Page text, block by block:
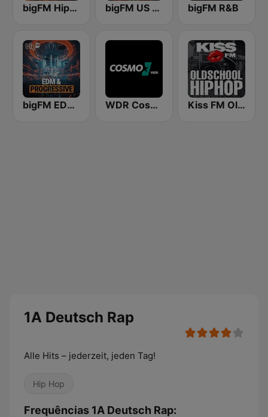
bigFM Hip-Hop Radio bigFM US Rap & Hip-Hop bigFM R&B
bigFM EDM & Progressive WDR Cosmo Kiss FM Oldschool Hip Hop
1A Deutsch Rap
Alle Hits – jederzeit, jeden Tag!
Hip Hop
Frequências 1A Deutsch Rap: